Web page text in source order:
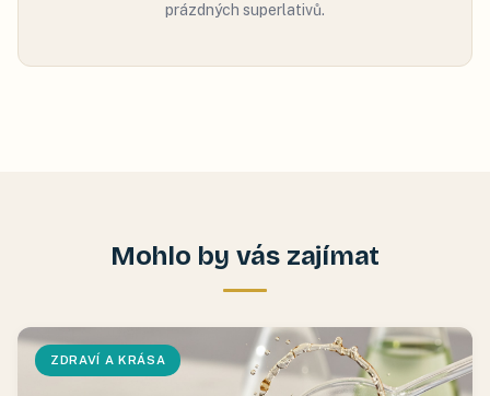
prázdných superlativů.
Mohlo by vás zajímat
ZDRAVÍ A KRÁSA